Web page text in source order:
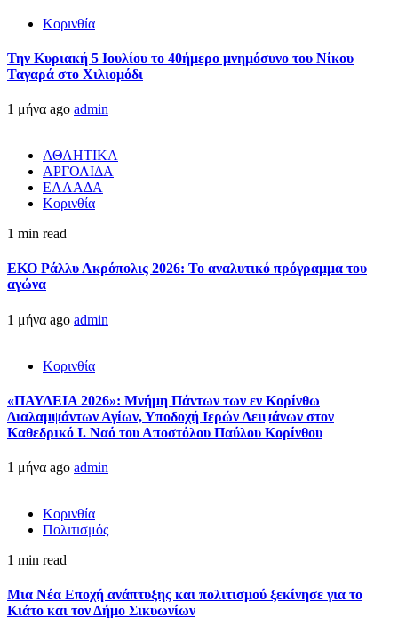
Κορινθία
Την Κυριακή 5 Ιουλίου το 40ήμερο μνημόσυνο του Νίκου
Ταγαρά στο Χιλιομόδι
1 μήνα ago admin
ΑΘΛΗΤΙΚΑ
ΑΡΓΟΛΙΔΑ
ΕΛΛΑΔΑ
Κορινθία
1 min read
ΕΚΟ Ράλλυ Ακρόπολις 2026: Το αναλυτικό πρόγραμμα του
αγώνα
1 μήνα ago admin
Κορινθία
«ΠΑΥΛΕΙΑ 2026»: Μνήμη Πάντων των εν Κορίνθω
Διαλαμψάντων Αγίων, Υποδοχή Ιερών Λειψάνων στον
Καθεδρικό Ι. Ναό του Αποστόλου Παύλου Κορίνθου
1 μήνα ago admin
Κορινθία
Πολιτισμός
1 min read
Μια Νέα Εποχή ανάπτυξης και πολιτισμού ξεκίνησε για το
Κιάτο και τον Δήμο Σικυωνίων